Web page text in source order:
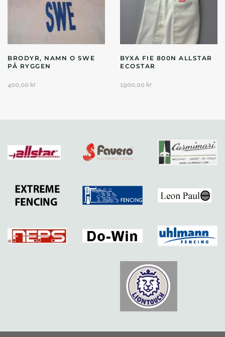
BRODYR, NAMN O SWE
PÅ RYGGEN
400,00 kr
BYXA FIE 800N ALLSTAR
ECOSTAR
1900,00 kr